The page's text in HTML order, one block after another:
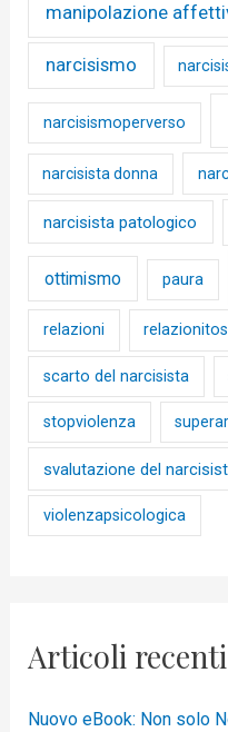
manipolazione
narcisismo
narcisismoperverso
narcisista donna
narcisista patologico
ottimismo paura
relazioni
scarto del narcisista
stopviolenza
svalutazione del
violenzapsicologica
Articoli recenti
Nuovo eBook: Non solo